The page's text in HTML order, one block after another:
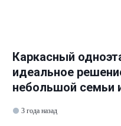
Каркасный
идеальное
небольшой семьи
3 года назад